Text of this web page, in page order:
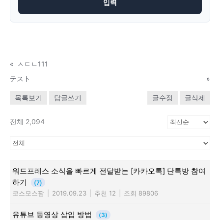
« ㅅㄷㄴ111
テスト
»
목록보기 답글쓰기 글수정 글삭제
전체 2,094
워드프레스 소식을 빠르게 전달받는 [카카오톡] 단톡방 참여
하기
(7)
코스모스팜 2019.09.23 추천 12 조회 89806
유튜브 동영상 삽입 방법 (3)